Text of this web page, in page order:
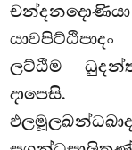
ලට්ඨිම
දාපෙසි.